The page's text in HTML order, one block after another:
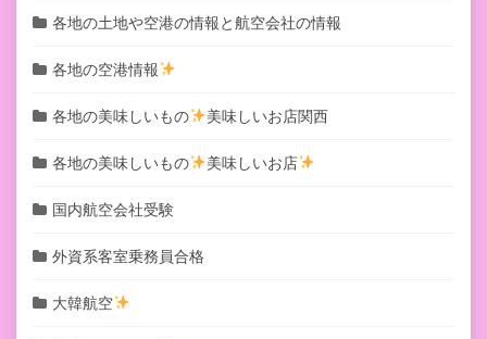
各地の土地や空港の情報と航空会社の情報
各地の空港情報
各地の美味しいもの 美味しいお店関西
各地の美味しいもの 美味しいお店
国内航空会社受験
外資系客室乗務員合格
大韓航空